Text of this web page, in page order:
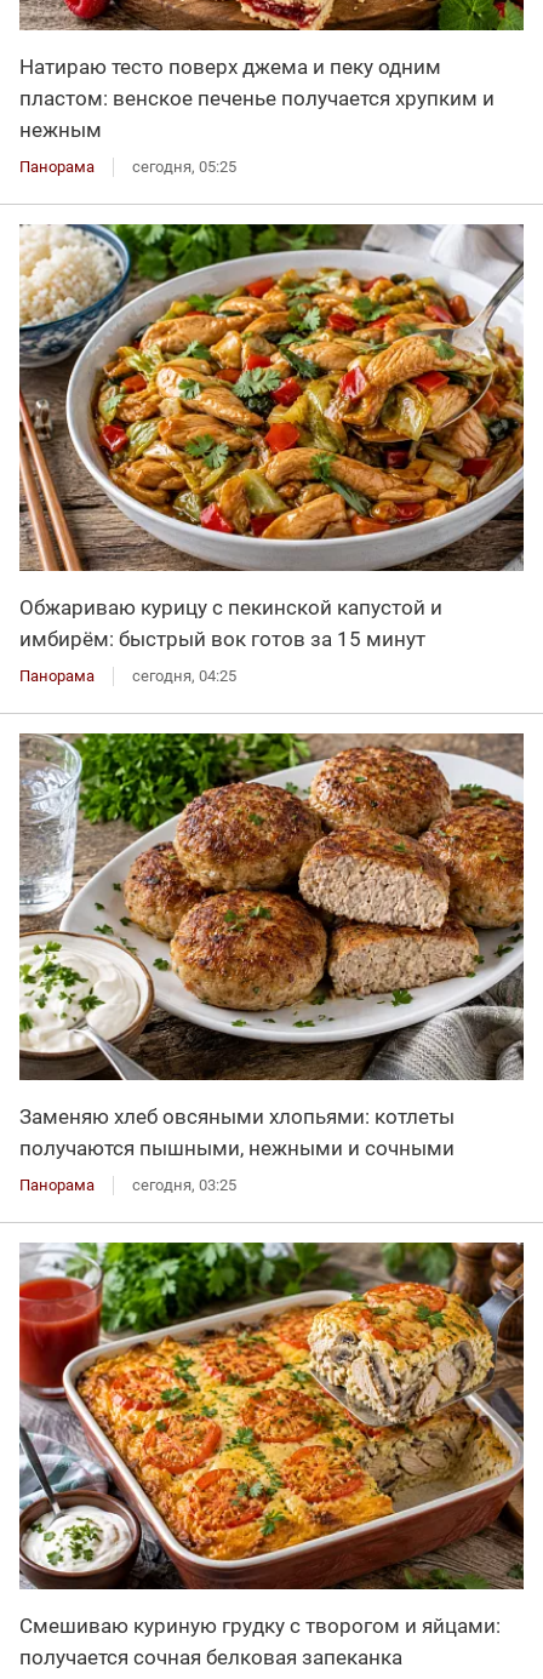
Натираю тесто поверх джема и пеку одним
пластом: венское печенье получается хрупким и
нежным
Панорама сегодня, 05:25
Обжариваю курицу с пекинской капустой и
имбирём: быстрый вок готов за 15 минут
Панорама сегодня, 04:25
Заменяю хлеб овсяными хлопьями: котлеты
получаются пышными, нежными и сочными
Панорама сегодня, 03:25
Смешиваю куриную грудку с творогом и яйцами:
получается сочная белковая запеканка